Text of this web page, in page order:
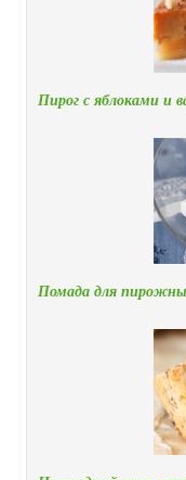
Пирог с яблоками и
Помада для